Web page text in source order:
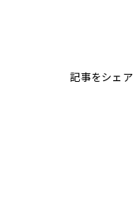
記事をシェア